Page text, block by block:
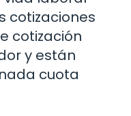
cotizaciones
cotización
y están
cuota